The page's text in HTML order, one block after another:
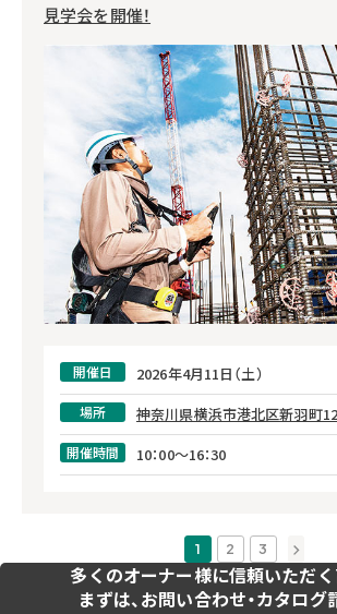
見学会を開催！
開催日 2026年4月11日（土）
場所 神奈川県横浜市港北区新羽町
開催時間 10：00～16：30
1 2 3
多くのオーナー様に信頼いただく
まずは、お問い合わせ・カタログ